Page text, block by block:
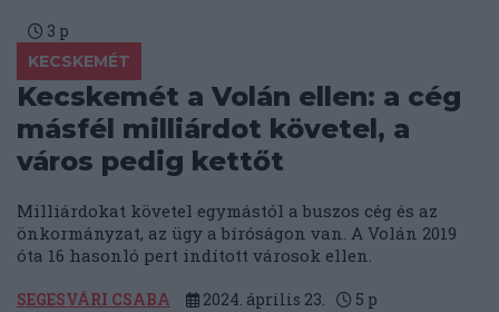
3 p
KECSKEMÉT
Kecskemét a Volán ellen: a cég
másfél milliárdot követel, a
város pedig kettőt
Milliárdokat követel egymástól a buszos cég és az
önkormányzat, az ügy a bíróságon van. A Volán 2019
óta 16 hasonló pert indított városok ellen.
SEGESVÁRI CSABA 2024. április 23. 5 p